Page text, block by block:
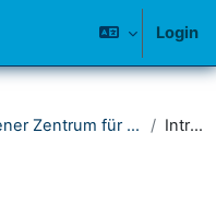
Login
Siegener Zentrum für Gender Studies (Gestu_S) Introduzione